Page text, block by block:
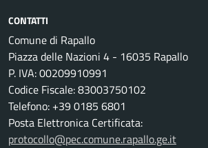
CONTATTI
Comune di Rapallo
Piazza delle Nazioni 4 - 16035 Rapallo
P. IVA: 00209910991
Codice Fiscale: 83003750102
Telefono: +39 0185 6801
Posta Elettronica Certificata:
protocollo@pec.comune.rapallo.ge.it